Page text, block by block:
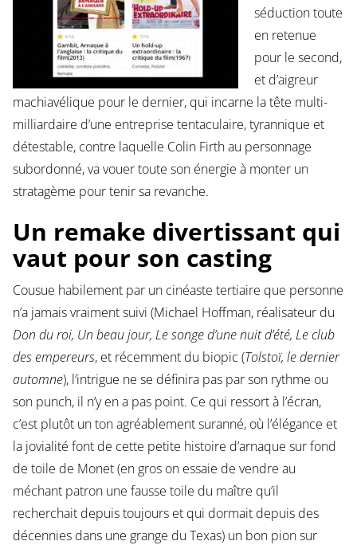
séduction toute
en retenue
pour le second,
et d’aigreur
machiavélique pour le dernier, qui incarne la tête multi-
milliardaire d’une entreprise tentaculaire, tyrannique et
détestable, contre laquelle Colin Firth au personnage
subordonné, va vouer toute son énergie à monter un
stratagème pour tenir sa revanche.
Un remake divertissant qui
vaut pour son casting
Cousue habilement par un cinéaste tertiaire que personne
n’a jamais vraiment suivi (Michael Hoffman, réalisateur du
Don du roi, Un beau jour, Le songe d’une nuit d’été, Le club
des empereurs, et récemment du biopic (Tolstoï, le dernier
automne), l’intrigue ne se définira pas par son rythme ou
son punch, il n’y en a pas point. Ce qui ressort à l’écran,
c’est plutôt un ton agréablement suranné, où l’élégance et
la jovialité font de cette petite histoire d’arnaque sur fond
de toile de Monet (en gros on essaie de vendre au
méchant patron une fausse toile du maître qu’il
recherchait depuis toujours et qui dormait depuis des
décennies dans une grange du Texas) un bon pion sur